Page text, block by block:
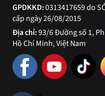
GPDKKD:0313417659 do
cấp ngày 26/08/2015
Địa chỉ:93/6 Đường số 1,
Hồ Chí Minh, Việt Nam